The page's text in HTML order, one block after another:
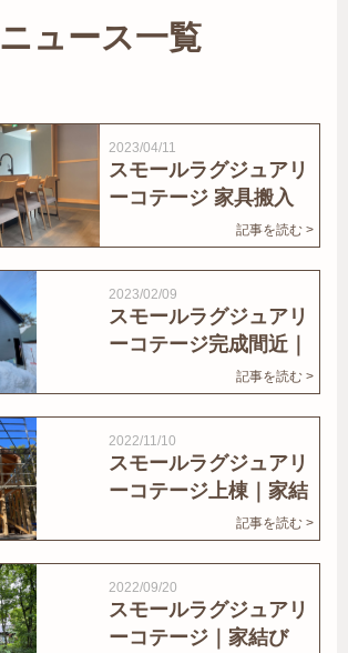
ニュース一覧
2023/04/11
スモールラグジュアリ
ーコテージ 家具搬入
記事を読む >
2023/02/09
スモールラグジュアリ
ーコテージ完成間近｜
記事を読む >
2022/11/10
スモールラグジュアリ
ーコテージ上棟｜家結
記事を読む >
2022/09/20
スモールラグジュアリ
ーコテージ｜家結び